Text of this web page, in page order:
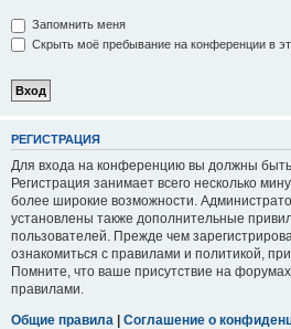
Запомнить меня
Скрыть моё пребывание на конференции в
РЕГИСТРАЦИЯ
Для входа на конференцию вы должны быть
Регистрация занимает всего несколько
более широкие возможности.
установлены также дополнительные
пользователей. Прежде чем
ознакомиться с правилами и политикой,
Помните, что ваше присутствие на
правилами.
Общие правила | Соглашение о